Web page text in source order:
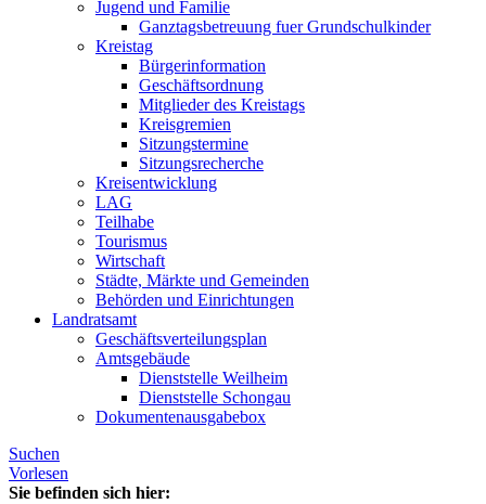
Jugend und Familie
Ganztagsbetreuung fuer Grundschulkinder
Kreistag
Bürgerinformation
Geschäftsordnung
Mitglieder des Kreistags
Kreisgremien
Sitzungstermine
Sitzungsrecherche
Kreisentwicklung
LAG
Teilhabe
Tourismus
Wirtschaft
Städte, Märkte und Gemeinden
Behörden und Einrichtungen
Landratsamt
Geschäftsverteilungsplan
Amtsgebäude
Dienststelle Weilheim
Dienststelle Schongau
Dokumentenausgabebox
Suchen
Vorlesen
Sie befinden sich hier: